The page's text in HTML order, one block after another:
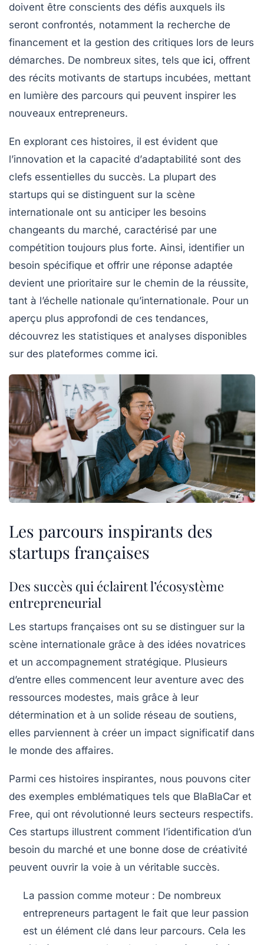
doivent être conscients des défis auxquels ils
seront confrontés, notamment la recherche de
financement et la gestion des critiques lors de leurs
démarches. De nombreux sites, tels que ici, offrent
des récits motivants de startups incubées, mettant
en lumière des parcours qui peuvent inspirer les
nouveaux entrepreneurs.
En explorant ces histoires, il est évident que
l’innovation et la capacité d’adaptabilité sont des
clefs essentielles du succès. La plupart des
startups qui se distinguent sur la scène
internationale ont su anticiper les besoins
changeants du marché, caractérisé par une
compétition toujours plus forte. Ainsi, identifier un
besoin spécifique et offrir une réponse adaptée
devient une prioritaire sur le chemin de la réussite,
tant à l’échelle nationale qu’internationale. Pour un
aperçu plus approfondi de ces tendances,
découvrez les statistiques et analyses disponibles
sur des plateformes comme ici.
Les parcours inspirants des
startups françaises
Des succès qui éclairent l’écosystème
entrepreneurial
Les startups françaises ont su se distinguer sur la
scène internationale grâce à des idées novatrices
et un accompagnement stratégique. Plusieurs
d’entre elles commencent leur aventure avec des
ressources modestes, mais grâce à leur
détermination et à un solide réseau de soutiens,
elles parviennent à créer un impact significatif dans
le monde des affaires.
Parmi ces histoires inspirantes, nous pouvons citer
des exemples emblématiques tels que BlaBlaCar et
Free, qui ont révolutionné leurs secteurs respectifs.
Ces startups illustrent comment l’identification d’un
besoin du marché et une bonne dose de créativité
peuvent ouvrir la voie à un véritable succès.
La passion comme moteur : De nombreux
entrepreneurs partagent le fait que leur passion
est un élément clé dans leur parcours. Cela les